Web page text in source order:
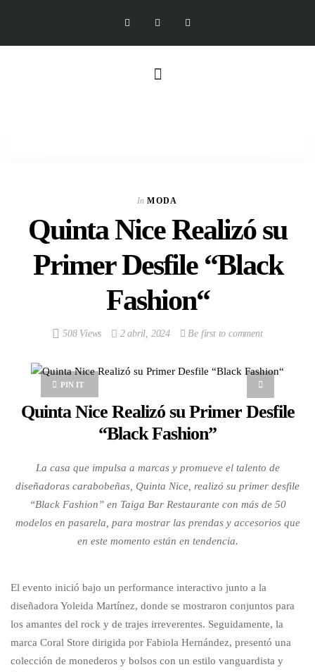
In MODA
Quinta Nice Realizó su
Primer Desfile “Black
Fashion“
508 Views 2 abril, 2024 Be first to comment
PIN IT
Quinta Nice Realizó su Primer Desfile
“Black Fashion”
La casa que impulsa a marcas y promueve el talento de
diseñadoras carabobeñas, Quinta Nice, realizó su primer desfile
“Black Fashion” en Taiga Bar Restaurante con más de 50
modelos en pasarela, para mostrar las prendas y accesorios que
en este momento están en tendencia.
El evento inició bajo un performance interactivo junto a la
diseñadora Yoleida Martínez, donde se mostraron conjuntos para
los amantes del rock y de trajes irreverentes. Seguidamente, la
marca Coral Store dirigida por Fabiola Hernández, presentó una
colección de monederos y bolsos con un estilo vanguardista y